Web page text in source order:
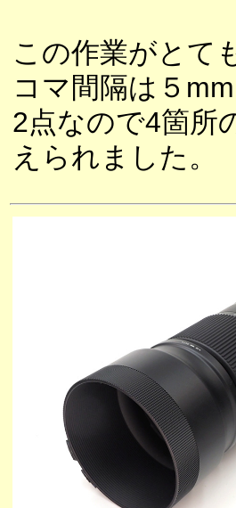
この作業がとて
コマ間隔は５
2点なので4箇所
えられました。